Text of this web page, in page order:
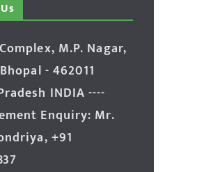
M.P. Nagar,
- 462011
INDIA ----
Enquiry: Mr.
+91